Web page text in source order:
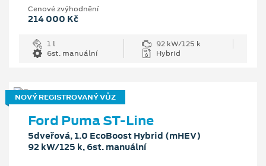
Cenové zvýhodnění
214 000 Kč
1 l
92 kW/125 k
6st. manuální
Hybrid
NOVÝ REGISTROVANÝ VŮZ
Ford Puma ST-Line
5dveřová, 1.0 EcoBoost Hybrid (mHEV)
92 kW/125 k, 6st. manuální